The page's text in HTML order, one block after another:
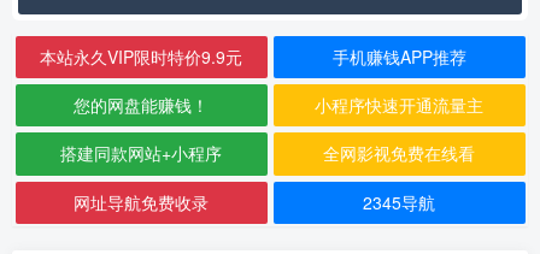
乐
本站永久VIP限时特价9.9元 手机赚钱APP推荐
您的网盘能赚钱！ 小程序快速开通流量主
搭建同款网站+小程序 全网影视免费在线看
网址导航免费收录 2345导航